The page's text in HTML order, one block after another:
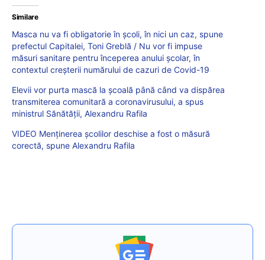
Similare
Masca nu va fi obligatorie în școli, în nici un caz, spune
prefectul Capitalei, Toni Greblă / Nu vor fi impuse
măsuri sanitare pentru începerea anului școlar, în
contextul creșterii numărului de cazuri de Covid-19
Elevii vor purta mască la școală până când va dispărea
transmiterea comunitară a coronavirusului, a spus
ministrul Sănătății, Alexandru Rafila
VIDEO Menținerea școlilor deschise a fost o măsură
corectă, spune Alexandru Rafila